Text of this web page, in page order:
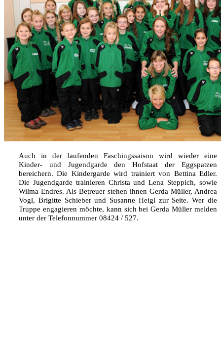
Auch in der laufenden Faschingssaison wird wieder eine
Kinder- und Jugendgarde den Hofstaat der Eggspatzen
bereichern. Die Kindergarde wird trainiert von Bettina Edler.
Die Jugendgarde trainieren Christa und Lena Steppich, sowie
Wilma Endres. Als Betreuer stehen ihnen Gerda Müller, Andrea
Vogl, Brigitte Schieber und Susanne Heigl zur Seite. Wer die
Truppe engagieren möchte, kann sich bei Gerda Müller melden
unter der Telefonnummer 08424 / 527.